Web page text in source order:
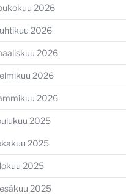
2026
2026
2026
2026
2026
2025
2025
2025
2025